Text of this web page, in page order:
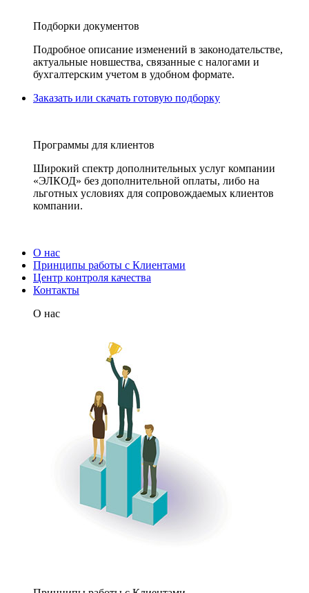
Подборки документов
Подробное описание изменений в законодательстве,
актуальные новшества, связанные с налогами и
бухгалтерским учетом в удобном формате.
Заказать или скачать готовую подборку
Программы для клиентов
Широкий спектр дополнительных услуг компании
«ЭЛКОД» без дополнительной оплаты, либо на
льготных условиях для сопровождаемых клиентов
компании.
О нас
Принципы работы с Клиентами
Центр контроля качества
Контакты
О нас